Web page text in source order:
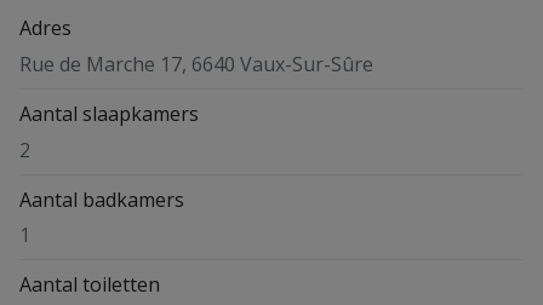
Adres
Rue de Marche 17, 6640 Vaux-Sur-Sûre
Aantal slaapkamers
2
Aantal badkamers
1
Aantal toiletten